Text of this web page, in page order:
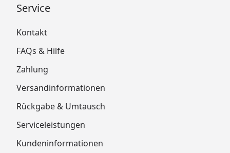
Service
Kontakt
FAQs & Hilfe
Zahlung
Versandinformationen
Rückgabe & Umtausch
Serviceleistungen
Kundeninformationen